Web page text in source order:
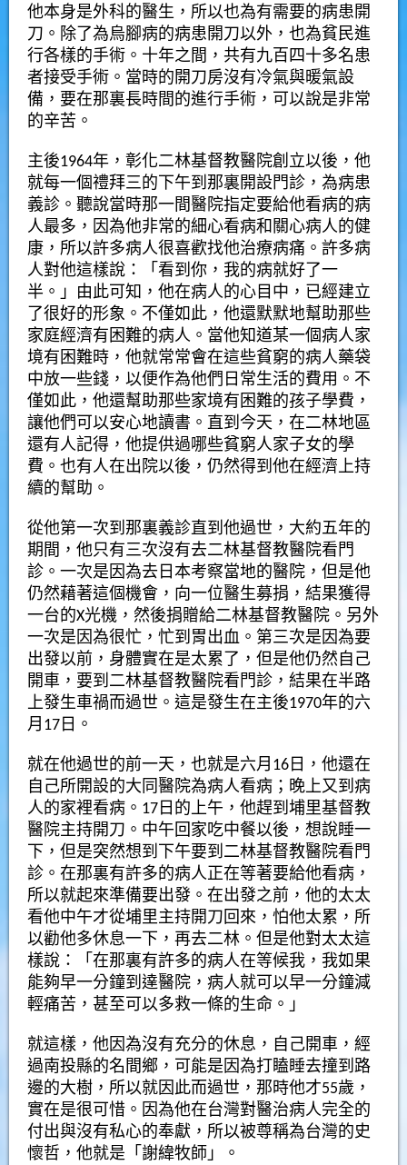
他本身是外科的醫生，所以也為有需要的病患開
刀。除了為烏腳病的病患開刀以外，也為貧民進
行各樣的手術。十年之間，共有九百四十多名患
者接受手術。當時的開刀房沒有冷氣與暖氣設
備，要在那裏長時間的進行手術，可以說是非常
的辛苦。
主後1964年，彰化二林基督教醫院創立以後，他
就每一個禮拜三的下午到那裏開設門診，為病患
義診。聽說當時那一間醫院指定要給他看病的病
人最多，因為他非常的細心看病和關心病人的健
康，所以許多病人很喜歡找他治療病痛。許多病
人對他這樣說：「看到你，我的病就好了一
半。」由此可知，他在病人的心目中，已經建立
了很好的形象。不僅如此，他還默默地幫助那些
家庭經濟有困難的病人。當他知道某一個病人家
境有困難時，他就常常會在這些貧窮的病人藥袋
中放一些錢，以便作為他們日常生活的費用。不
僅如此，他還幫助那些家境有困難的孩子學費，
讓他們可以安心地讀書。直到今天，在二林地區
還有人記得，他提供過哪些貧窮人家子女的學
費。也有人在出院以後，仍然得到他在經濟上持
續的幫助。
從他第一次到那裏義診直到他過世，大約五年的
期間，他只有三次沒有去二林基督教醫院看門
診。一次是因為去日本考察當地的醫院，但是他
仍然藉著這個機會，向一位醫生募捐，結果獲得
一台的X光機，然後捐贈給二林基督教醫院。另外
一次是因為很忙，忙到胃出血。第三次是因為要
出發以前，身體實在是太累了，但是他仍然自己
開車，要到二林基督教醫院看門診，結果在半路
上發生車禍而過世。這是發生在主後1970年的六
月17日。
就在他過世的前一天，也就是六月16日，他還在
自己所開設的大同醫院為病人看病；晚上又到病
人的家裡看病。17日的上午，他趕到埔里基督教
醫院主持開刀。中午回家吃中餐以後，想說睡一
下，但是突然想到下午要到二林基督教醫院看門
診。在那裏有許多的病人正在等著要給他看病，
所以就起來準備要出發。在出發之前，他的太太
看他中午才從埔里主持開刀回來，怕他太累，所
以勸他多休息一下，再去二林。但是他對太太這
樣說：「在那裏有許多的病人在等候我，我如果
能夠早一分鐘到達醫院，病人就可以早一分鐘減
輕痛苦，甚至可以多救一條的生命。」
就這樣，他因為沒有充分的休息，自己開車，經
過南投縣的名間鄉，可能是因為打瞌睡去撞到路
邊的大樹，所以就因此而過世，那時他才55歲，
實在是很可惜。因為他在台灣對醫治病人完全的
付出與沒有私心的奉獻，所以被尊稱為台灣的史
懷哲，他就是「謝緯牧師」。